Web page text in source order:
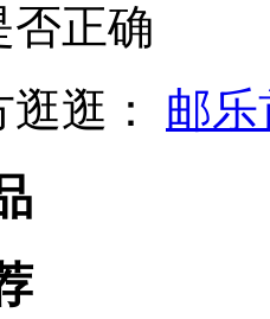
否正确
逛：
邮